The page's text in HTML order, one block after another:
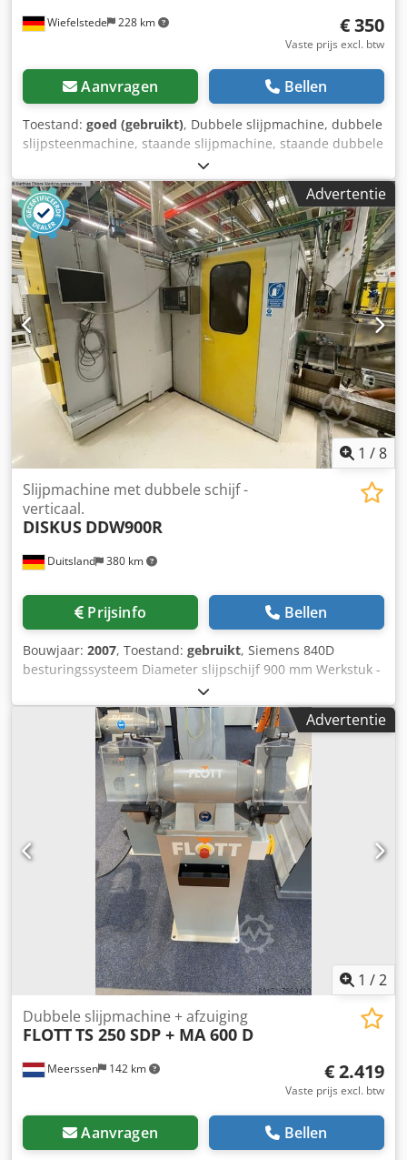
Wiefelstede 228 km € 350
Vaste prijs excl. btw
Aanvragen Bellen
Toestand: goed (gebruikt), Dubbele slijpmachine, dubbele
slijpsteenmachine, staande slijpmachine, staande dubbele
slijpsteen Credpeb A Nlkofx Agusf - Motorvermogen: 1,5
kW - Toerental: 1430 t/min - Slijpschijven: max. Ø 300 mm -
Bedrijfsspanning: 380 Volt - Afmetingen: 700/550/H1200
mm - Gewicht: 170 kg
Advertentie
1 /8
Duitsland 380 km
Slijpmachine met dubbele schijf -
verticaal.
DISKUS DDW900R
Prijsinfo Bellen
Bouwjaar: 2007, Toestand: gebruikt, Siemens 840D
besturingssysteem Diameter slijpschijf 900 mm Werkstuk -
schuurbreedte 144 - 152 mm Crsdpfxsxq Hkus Aguef
Werkstuk - schuurafmeting 22 - 25 mm Snelheid 24 m/s:
1.425 tpm Omtreksnelheid max. 25 m/sec Werkvermogen
37 kW Totaal benodigd vermogen 75 kW Gewicht ca. 18,0
ton Benodigde ruimte ca. L 4,9 x B 4,9 x H 2,6 m Naar onze
mening verkeert de machine in goede gebruikte staat.
gebruikte staat. Dubbelzijdige schuurmachines De
machine werd gebruikt voor de productie van drijfstangen.
Accessoires, geïllustreerde gereedschappen en
opspanmiddelen worden alleen meegeleverd als dit wordt
vermeld in de aanvullende informatie. Wijzigingen en
fouten in de technische gegevens en informatie evenals
onder voorbehoud van voorafgaande verkoop!
Advertentie
1 /2
Meerssen 142 km
Dubbele slijpmachine + afzuiging
FLOTTTS 250 SDP + MA 600 D
€ 2.419
Vaste prijs excl. btw
Aanvragen Bellen